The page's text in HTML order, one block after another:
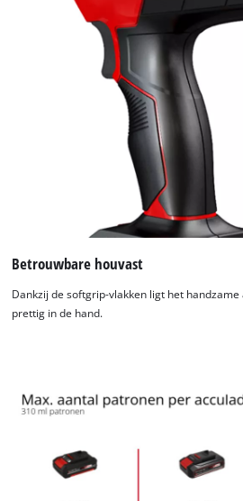
Betrouwbare houvast
Dankzij de softgrip-vlakken ligt het
prettig in de hand.